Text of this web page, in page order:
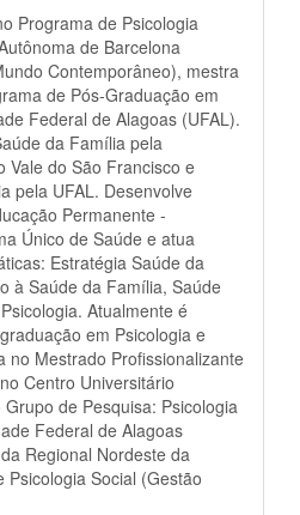
Programa de Psicologia
de Barcelona
Contemporâneo), mestra
de Pós-Graduação em
Federal de Alagoas (UFAL).
da Família pela
Vale do São Francisco e
pela UFAL. Desenvolve
Permanente -
Único de Saúde e atua
Estratégia Saúde da
à Saúde da Família, Saúde
Atualmente é
em Psicologia e
no Mestrado Profissionalizante
Centro Universitário
de Pesquisa: Psicologia
Federal de Alagoas
Regional Nordeste da
Psicologia Social (Gestão